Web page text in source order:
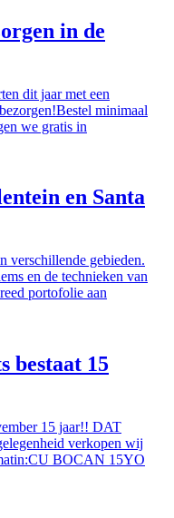
in de
dit jaar met een
minimaal
we gratis in
en Santa
verschillende gebieden.
en de technieken van
portofolie aan
15
15 jaar!! DAT
verkopen wij
BOCAN 15YO